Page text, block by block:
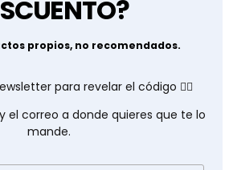
propios, no recomendados.
para revelar el código 👇🏽
el correo a donde quieres que te lo
mande.